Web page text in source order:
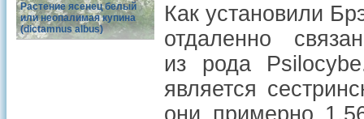
Растение ясенец белый
или неопалимая купина
(dictamnus albus)
Как установили
отдаленно
из рода
является
они примерно